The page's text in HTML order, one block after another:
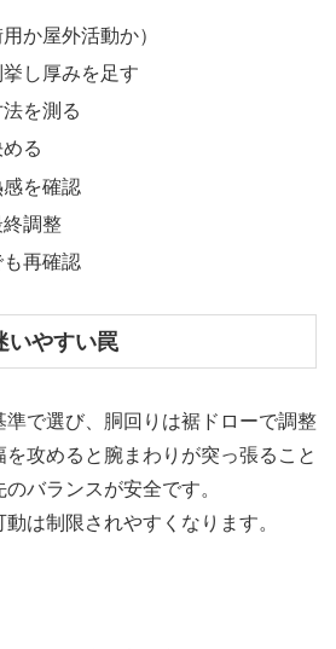
か屋外活動か）
し厚みを足す
を測る
る
を確認
調整
再確認
いやすい罠
準で選び、胴回りは裾ドローで調整
を攻めると腕まわりが突っ張ること
バランスが安全です。
は制限されやすくなります。